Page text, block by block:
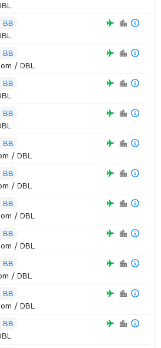
BB
BB
/ DBL
BB
BB
BB
/ DBL
BB
/ DBL
BB
/ DBL
BB
/ DBL
BB
/ DBL
BB
/ DBL
BB